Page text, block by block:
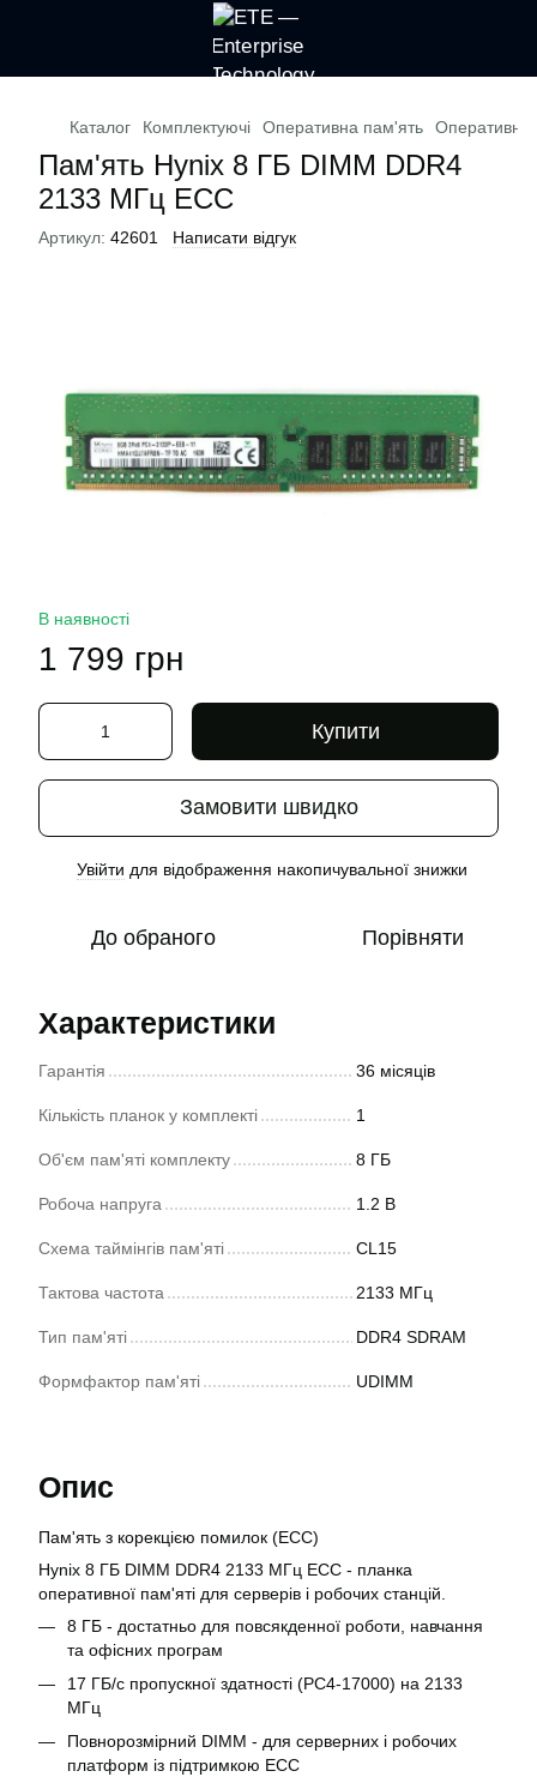
Каталог Комплектуючі Оперативна пам'ять Оперативна
Пам'ять Hynix 8 ГБ DIMM DDR4
2133 МГц ECC
Артикул: 42601 Написати відгук
В наявності
1 799 грн
Купити
Замовити швидко
Увійти для відображення накопичувальної знижки
До обраного Порівняти
Характеристики
Гарантія 36 місяців
Кількість планок у комплекті 1
Об'єм пам'яті комплекту 8 ГБ
Робоча напруга 1.2 В
Схема таймінгів пам'яті CL15
Тактова частота 2133 МГц
Тип пам'яті DDR4 SDRAM
Формфактор пам'яті UDIMM
Опис
Пам'ять з корекцією помилок (ECC)
Hynix 8 ГБ DIMM DDR4 2133 МГц ECC - планка
оперативної пам'яті для серверів і робочих станцій.
8 ГБ - достатньо для повсякденної роботи, навчання
та офісних програм
17 ГБ/с пропускної здатності (PC4-17000) на 2133
МГц
Повнорозмірний DIMM - для серверних і робочих
платформ із підтримкою ECC